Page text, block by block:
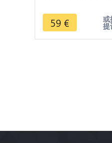
Gold PF BE ->
Offre
59 € 或
提